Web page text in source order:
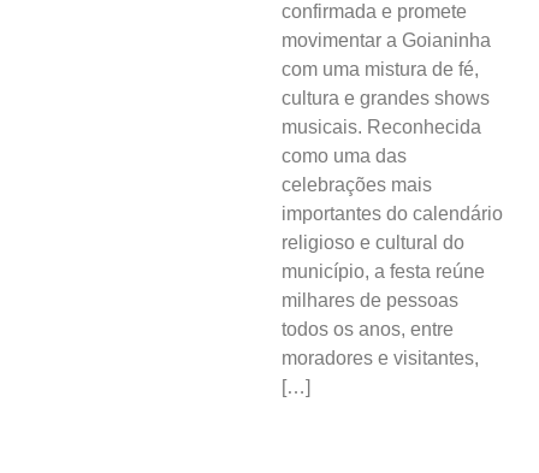
confirmada e promete
movimentar a Goianinha
com uma mistura de fé,
cultura e grandes shows
musicais. Reconhecida
como uma das
celebrações mais
importantes do calendário
religioso e cultural do
município, a festa reúne
milhares de pessoas
todos os anos, entre
moradores e visitantes,
[…]